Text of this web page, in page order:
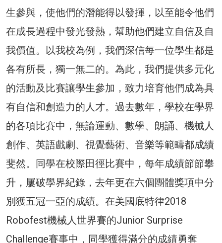
生參與，使他們的潛能得以發揮，以至能令他們
在成長過程中發光發熱，幫助他們建立自信及自
我價值。以我校為例，我們深信每一位學生都是
各有所長，獨一無二的。為此，我們提供多元化
的活動及比賽讓學生參加，致力培育他們成為具
有自信和創造力的人才。過去數年，學校在學界
的各項比賽中，無論運動、數學、朗誦、機械人
創作、英語戲劇、視覺藝術、音樂等範疇都成績
斐然。同學在校際田徑比賽中，每年成績節節攀
升，屢破學界紀錄，去年更在六個團體獎項中分
別獲五冠一亞的成績。在美國底特律2018
Robofest機械人世界賽的Junior Surprise
Challenge賽事中，同學獲得滿分的成績勇奪